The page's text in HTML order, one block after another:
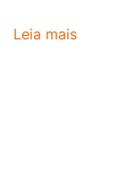
Leia mais